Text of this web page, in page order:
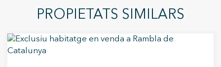
PROPIETATS SIMILARS